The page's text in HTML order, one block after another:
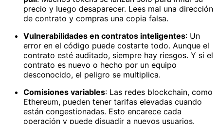
precio y luego desaparecer. Lees mal una dirección
de contrato y compras una copia falsa.
Vulnerabilidades en contratos inteligentes: Un
error en el código puede costarte todo. Aunque el
contrato esté auditado, siempre hay riesgos. Y si el
contrato es nuevo o hecho por un equipo
desconocido, el peligro se multiplica.
Comisiones variables: Las redes blockchain, como
Ethereum, pueden tener tarifas elevadas cuando
están congestionadas. Esto encarece cada
operación y puede disuadir a nuevos usuarios.